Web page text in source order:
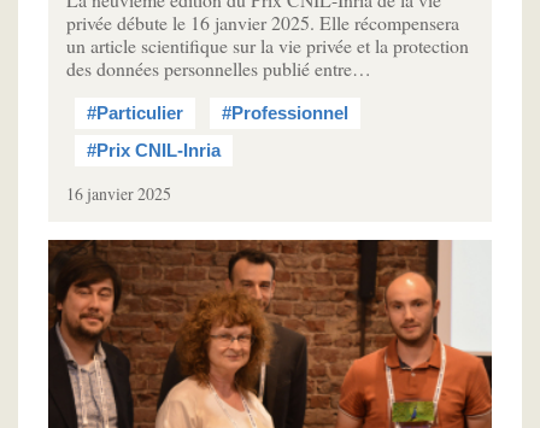
privée débute le 16 janvier 2025. Elle récompensera
un article scientifique sur la vie privée et la protection
des données personnelles publié entre…
#Particulier
#Professionnel
#Prix CNIL-Inria
16 janvier 2025